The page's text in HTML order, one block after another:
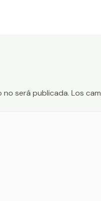
será publicada. Los